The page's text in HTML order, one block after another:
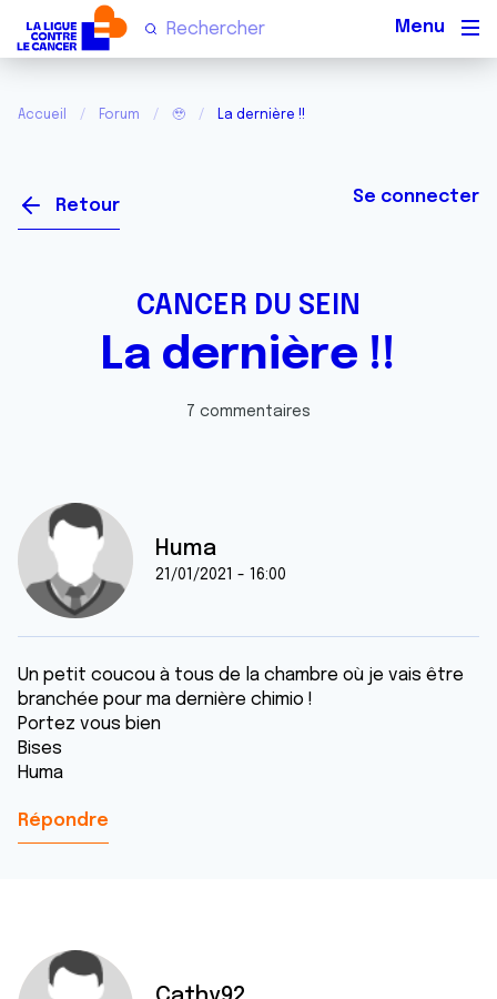
Accueil Forum 🥹 La dernière !!
Retour Se connecter
CANCER DU SEIN
La dernière !!
7 commentaires
Huma
21/01/2021 - 16:00
Un petit coucou à tous de la chambre où je vais être
branchée pour ma dernière chimio !
Portez vous bien
Bises
Huma
Répondre